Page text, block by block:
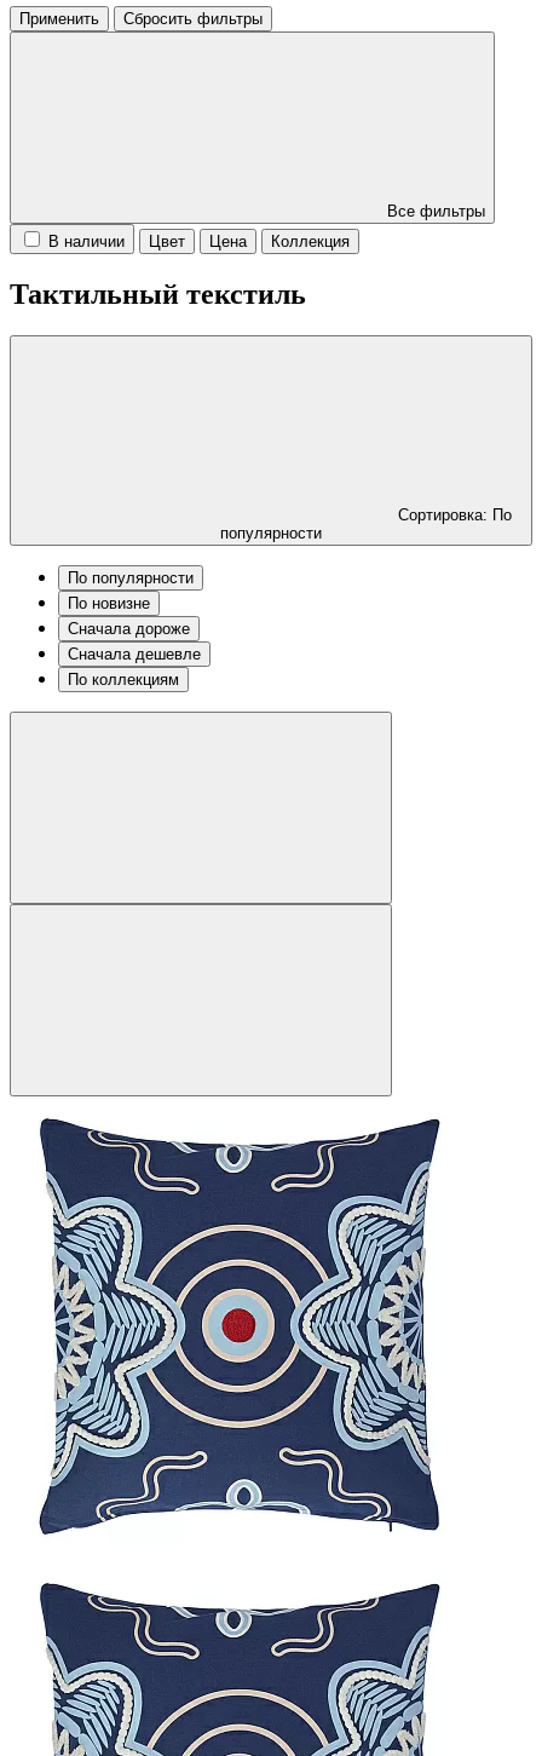
Применить Сбросить фильтры
Все фильтры
В наличии
Цвет Цена Коллекция
Тактильный текстиль
Сортировка: По
популярности
По популярности
По новизне
Сначала дороже
Сначала дешевле
По коллекциям